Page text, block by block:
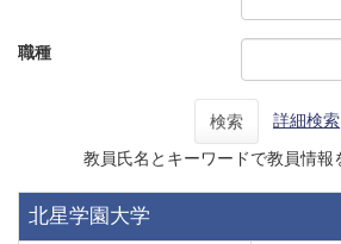
職種
検索 詳細検索
教員氏名とキーワードで教員情報
北星学園大学